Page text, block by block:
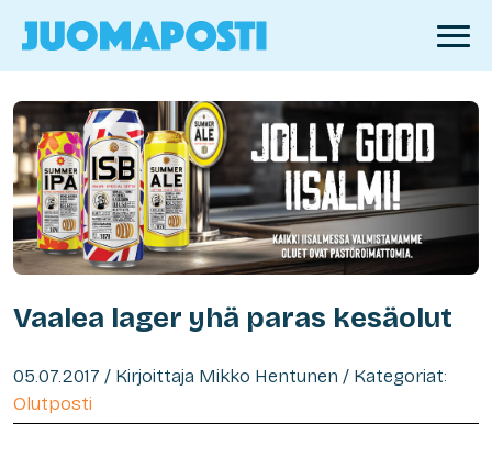
Vaalea lager yhä paras kesäolut
05.07.2017 / Kirjoittaja Mikko Hentunen / Kategoriat:
Olutposti